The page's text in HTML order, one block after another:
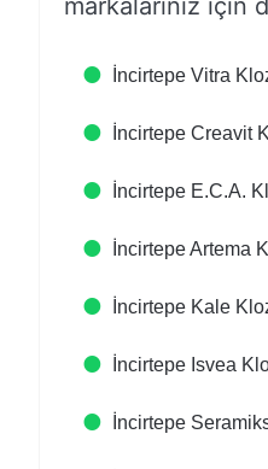
markalarınız
İncirtepe Vitra
İncirtepe Creavit
İncirtepe E.C.A.
İncirtepe Artema
İncirtepe Kale
İncirtepe Isvea
İncirtepe